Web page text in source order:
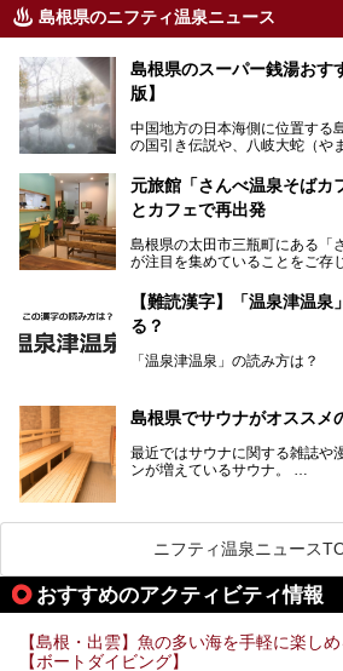
島根県のニフティ温泉ニュース
島根県のスーパー銭湯おす
版】
中国地方の日本海側に位置する
の国引き伝説や、八岐大蛇（や
の参拝客が訪れます。「出雲縁
首都圏からでも実は2時間圏内
です。
市）など、古くから知られる温
り流れる時間のなかで、心の底
元旅館「さんべ温泉そばカ
とカフェで再出発
島根県の太田市三瓶町にある「
が注目を集めていることをご存
「さんべ温泉そばカフェ湯元」
を提供するカフェという新しい
らず地元民にも親しまれていま
宿泊をせずとも、気軽に源泉の
を経て現在のスタイルに辿り着
【難読漢字】「温泉津温
る？
「温泉津温泉」の読み方は？
か？
島根県でサウナがオススメ
最近ではサウナに関する雑誌や
ンが増えているサウナ。
しかしサウナは一口にサウナと
チームサウナ、塩サウナなどが
今回はそんな今話題のサウナが
ススメ温泉・銭湯・スパを10件
ニフティ温泉ニュース
おすすめのアクティビティ情報
【島根・出雲】魚の多い海を手軽に楽し
【ボートダイビング】